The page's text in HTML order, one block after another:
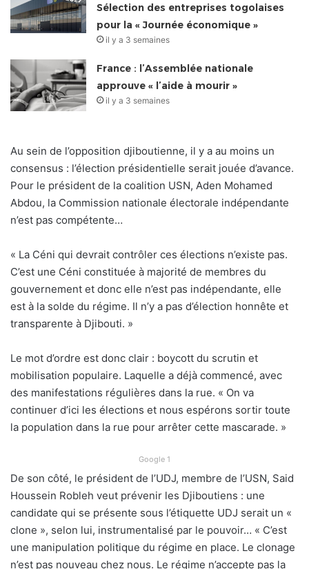
Sélection des entreprises togolaises
pour la « Journée économique »
il y a 3 semaines
France : l’Assemblée nationale
approuve « l’aide à mourir »
il y a 3 semaines
Au sein de l’opposition djiboutienne, il y a au moins un
consensus : l’élection présidentielle serait jouée d’avance.
Pour le président de la coalition USN, Aden Mohamed
Abdou, la Commission nationale électorale indépendante
n’est pas compétente…
« La Céni qui devrait contrôler ces élections n’existe pas.
C’est une Céni constituée à majorité de membres du
gouvernement et donc elle n’est pas indépendante, elle
est à la solde du régime. Il n’y a pas d’élection honnête et
transparente à Djibouti. »
Le mot d’ordre est donc clair : boycott du scrutin et
mobilisation populaire. Laquelle a déjà commencé, avec
des manifestations régulières dans la rue. « On va
continuer d’ici les élections et nous espérons sortir toute
la population dans la rue pour arrêter cette mascarade. »
Google 1
De son côté, le président de l’UDJ, membre de l’USN, Said
Houssein Robleh veut prévenir les Djiboutiens : une
candidate qui se présente sous l’étiquette UDJ serait un «
clone », selon lui, instrumentalisé par le pouvoir… « C’est
une manipulation politique du régime en place. Le clonage
n’est pas nouveau chez nous. Le régime n’accepte pas la